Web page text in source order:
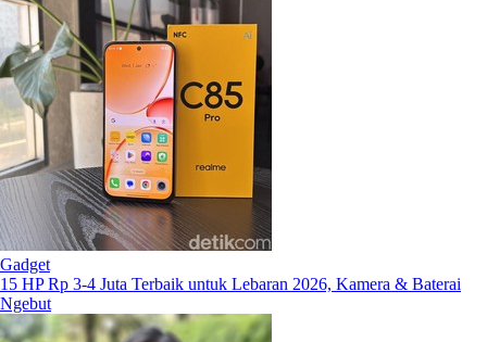
Gadget
15 HP Rp 3-4 Juta Terbaik untuk Lebaran 2026, Kamera & Baterai
Ngebut